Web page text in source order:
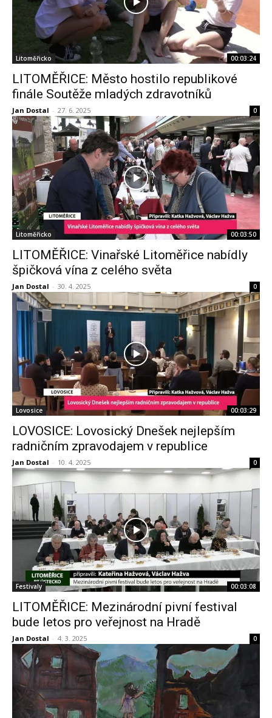
Litoměřicko 00:03:24
LITOMĚŘICE: Město hostilo republikové
finále Soutěže mladých zdravotníků
Jan Dostal - 27. 6. 2025 0
Litoměřicko 00:03:50
LITOMĚŘICE: Vinařské Litoměřice nabídly
špičková vína z celého světa
Jan Dostal - 30. 4. 2025 0
Lovosice 00:03:29
LOVOSICE: Lovosický Dnešek nejlepším
radničním zpravodajem v republice
Jan Dostal - 10. 4. 2025 0
Festivaly 00:03:08
LITOMĚŘICE: Mezinárodní pivní festival
bude letos pro veřejnost na Hradě
Jan Dostal - 4. 3. 2025 0